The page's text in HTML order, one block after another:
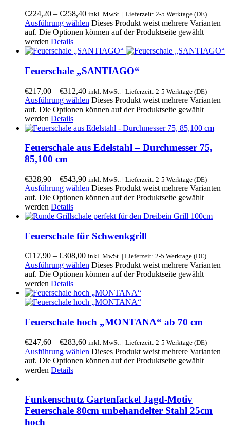
€224,20 – €258,40 inkl. MwSt. | Lieferzeit: 2-5 Werktage (DE)
Ausführung wählen Dieses Produkt weist mehrere Varianten
auf. Die Optionen können auf der Produktseite gewählt
werden Details
Feuerschale „SANTIAGO“
€217,00 – €312,40 inkl. MwSt. | Lieferzeit: 2-5 Werktage (DE)
Ausführung wählen Dieses Produkt weist mehrere Varianten
auf. Die Optionen können auf der Produktseite gewählt
werden Details
Feuerschale aus Edelstahl – Durchmesser 75,
85,100 cm
€328,90 – €543,90 inkl. MwSt. | Lieferzeit: 2-5 Werktage (DE)
Ausführung wählen Dieses Produkt weist mehrere Varianten
auf. Die Optionen können auf der Produktseite gewählt
werden Details
Feuerschale für Schwenkgrill
€117,90 – €308,00 inkl. MwSt. | Lieferzeit: 2-5 Werktage (DE)
Ausführung wählen Dieses Produkt weist mehrere Varianten
auf. Die Optionen können auf der Produktseite gewählt
werden Details
Feuerschale hoch „MONTANA“ ab 70 cm
€247,60 – €283,60 inkl. MwSt. | Lieferzeit: 2-5 Werktage (DE)
Ausführung wählen Dieses Produkt weist mehrere Varianten
auf. Die Optionen können auf der Produktseite gewählt
werden Details
Funkenschutz Gartenfackel Jagd-Motiv
Feuerschale 80cm unbehandelter Stahl 25cm
hoch